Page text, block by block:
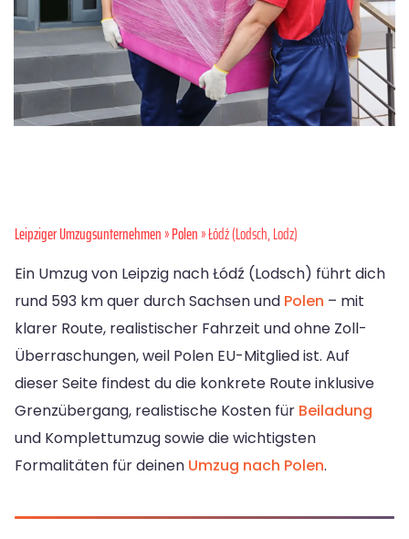
Leipziger Umzugsunternehmen»Polen» Łódź (Lodsch, Lodz)
Ein Umzug von Leipzig nach Łódź (Lodsch) führt dich
rund 593 km quer durch Sachsen und Polen – mit
klarer Route, realistischer Fahrzeit und ohne Zoll-
Überraschungen, weil Polen EU-Mitglied ist. Auf
dieser Seite findest du die konkrete Route inklusive
Grenzübergang, realistische Kosten für Beiladung
und Komplettumzug sowie die wichtigsten
Formalitäten für deinen Umzug nach Polen.